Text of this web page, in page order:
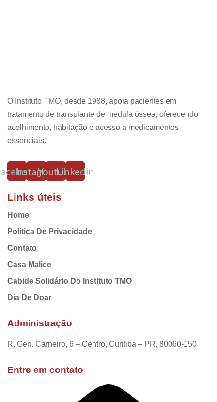
O Instituto TMO, desde 1988, apoia pacientes em
tratamento de transplante de medula óssea, oferecendo
acolhimento, habitação e acesso a medicamentos
essenciais.
Instagram
YoutubeLinkedin
Links úteis
Home
Política De Privacidade
Contato
Casa Malice
Cabide Solidário Do Instituto TMO
Dia De Doar
Administração
R. Gen. Carneiro, 6 – Centro, Curitiba – PR, 80060-150
Entre em contato